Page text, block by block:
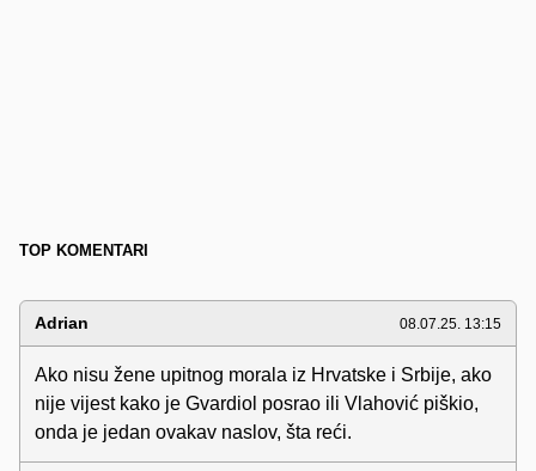
TOP KOMENTARI
Adrian 08.07.25. 13:15
Ako nisu žene upitnog morala iz Hrvatske i Srbije, ako
nije vijest kako je Gvardiol posrao ili Vlahović piškio,
onda je jedan ovakav naslov, šta reći.